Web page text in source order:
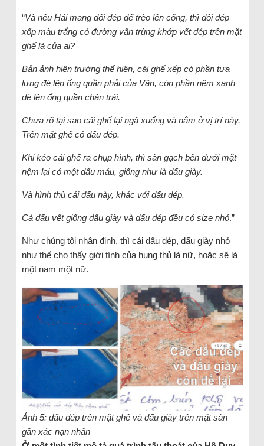
“Và nếu Hải mang đôi dép để trèo lên cổng, thì đôi dép
xốp màu trắng có đường vân trùng khớp vết dép trên mặt
ghế là của ai?
Bản ảnh hiện trường thể hiện, cái ghế xếp có phần tựa
lưng đè lên ống quần phải của Vân, còn phần nệm xanh
đè lên ống quần chân trái.
Chưa rõ tại sao cái ghế lại ngã xuống và nằm ở vị trí này.
Trên mặt ghế có dấu dép.
Khi kéo cái ghế ra chụp hình, thì sàn gạch bên dưới mặt
nệm lại có một dấu máu, giống như là dấu giày.
Và hình thù cái dấu này, khác với dấu dép.
Cả dấu vết giống dấu giày và dấu dép đều có size nhỏ.”
Như chúng tôi nhận định, thì cái dấu dép, dấu giày nhỏ
như thế cho thấy giới tính của hung thủ là nữ, hoặc sẽ là
một nam một nữ.
Ảnh 5: dấu dép trên mặt ghế và dấu giày trên mặt sàn
gần xác nạn nhân